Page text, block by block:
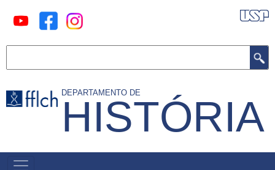
para
DEPARTAMENTO DE
HISTÓRIA
MAIN